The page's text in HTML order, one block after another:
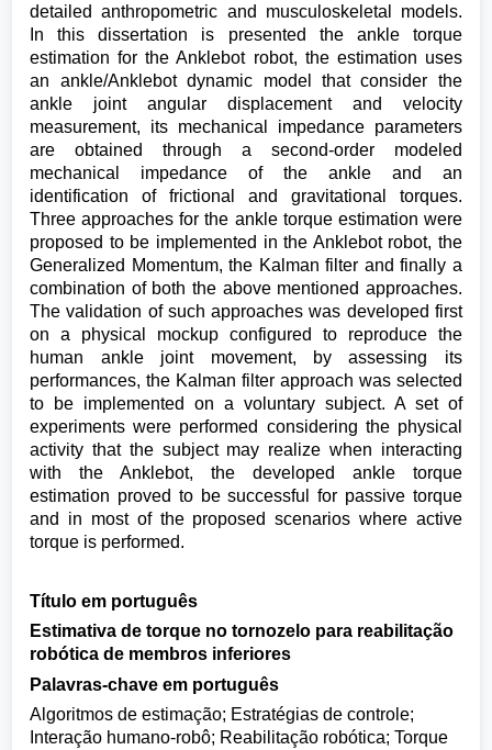
detailed anthropometric and musculoskeletal models.
In this dissertation is presented the ankle torque
estimation for the Anklebot robot, the estimation uses
an ankle/Anklebot dynamic model that consider the
ankle joint angular displacement and velocity
measurement, its mechanical impedance parameters
are obtained through a second-order modeled
mechanical impedance of the ankle and an
identification of frictional and gravitational torques.
Three approaches for the ankle torque estimation were
proposed to be implemented in the Anklebot robot, the
Generalized Momentum, the Kalman filter and finally a
combination of both the above mentioned approaches.
The validation of such approaches was developed first
on a physical mockup configured to reproduce the
human ankle joint movement, by assessing its
performances, the Kalman filter approach was selected
to be implemented on a voluntary subject. A set of
experiments were performed considering the physical
activity that the subject may realize when interacting
with the Anklebot, the developed ankle torque
estimation proved to be successful for passive torque
and in most of the proposed scenarios where active
torque is performed.
Título em português
Estimativa de torque no tornozelo para reabilitação
robótica de membros inferiores
Palavras-chave em português
Algoritmos de estimação; Estratégias de controle;
Interação humano-robô; Reabilitação robótica; Torque